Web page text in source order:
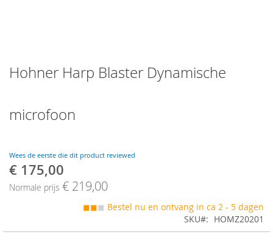
Hohner Harp Blaster Dynamische
microfoon
Wees de eerste die dit product reviewed
Speciale
€ 175,00
Normale prijs € 219,00
◼◼◼ Bestel nu en ontvang in ca 2 - 5 dagen
SKU
HOMZ20201
to
the
the